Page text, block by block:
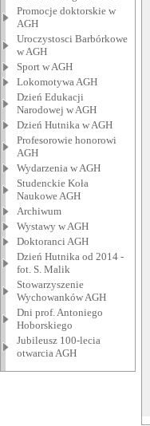
Promocje doktorskie w
AGH
Uroczystosci Barbórkowe
w AGH
Sport w AGH
Lokomotywa AGH
Dzień Edukacji
Narodowej w AGH
Dzień Hutnika w AGH
Profesorowie honorowi
AGH
Wydarzenia w AGH
Studenckie Koła
Naukowe AGH
Archiwum
Wystawy w AGH
Doktoranci AGH
Dzień Hutnika od 2014 -
fot. S. Malik
Stowarzyszenie
Wychowanków AGH
Dni prof. Antoniego
Hoborskiego
Jubileusz 100-lecia
otwarcia AGH